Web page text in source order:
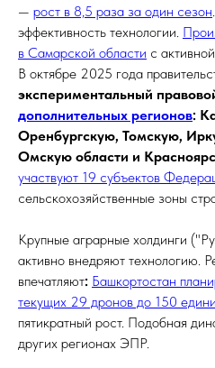
— рост в 8,5 раза за один сезон
эффективность технологии.
в Самарской области с
В октябре 2025 года
экспериментальный
дополнительных регионов:
Оренбургскую, Томскую,
Омскую области и
участвуют 19 субъектов
сельскохозяйственные зоны
Крупные аграрные холдинги
активно внедряют технологию.
впечатляют: Башкортостан
текущих 29 дронов до 150
пятикратный рост. Подобная
других регионах ЭПР.